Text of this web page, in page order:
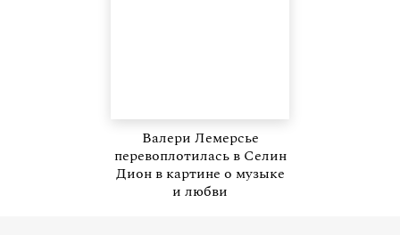
Валери Лемерсье
перевоплотилась в Селин
Дион в картине о музыке
и любви